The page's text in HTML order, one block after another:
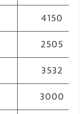
4150
2505
3532
3000